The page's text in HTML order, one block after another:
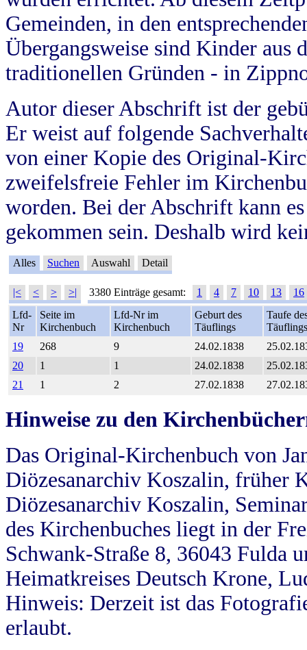
Gemeinden, in den
Übergangsweise sind Kinder aus
traditionellen Gründen - in
Autor dieser Abschrift ist der
Er weist auf folgende
von einer Kopie des Original-
zweifelsfreie Fehler im
worden. Bei der Abschrift kann
gekommen sein. Deshalb wird
Alles Suchen Auswahl Detail
|< < > >| 3380 Einträge gesamt: 1 4 7 10 13
16
Lfd-
Nr
Seite im
Kirchenbuch
Lfd-Nr im
Kirchenbuch
Geburt des
Täuflings
Taufe
Täuflings
19
268 9 24.02.1838
20
1 1 24.02.1838
21
1 2 27.02.1838
Hinweise zu den
Das Original-Kirchenbuch von
Diözesanarchiv Koszalin, früher
Diözesanarchiv Koszalin,
des Kirchenbuches liegt in der
Schwank-Straße 8, 36043 Fulda
Heimatkreises Deutsch Krone,
Hinweis: Derzeit ist das
erlaubt.